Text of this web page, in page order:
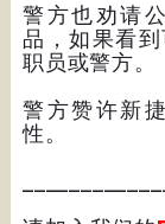
警方也劝请
品，如果看
职员或警方。
警方赞许新
性。